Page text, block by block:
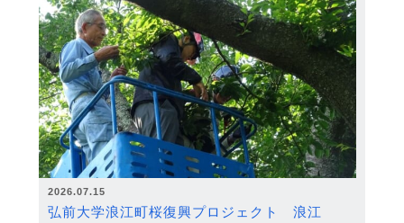
2026.07.15
弘前大学浪江町桜復興プロジェクト 浪江